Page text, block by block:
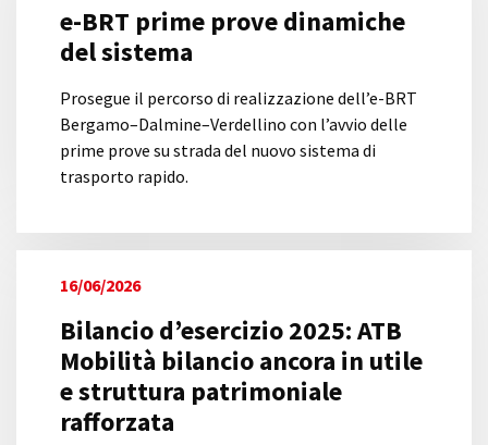
e-BRT prime prove dinamiche
del sistema
Prosegue il percorso di realizzazione dell’e-BRT
Bergamo–Dalmine–Verdellino con l’avvio delle
prime prove su strada del nuovo sistema di
trasporto rapido.
16/06/2026
Bilancio d’esercizio 2025: ATB
Mobilità bilancio ancora in utile
e struttura patrimoniale
rafforzata